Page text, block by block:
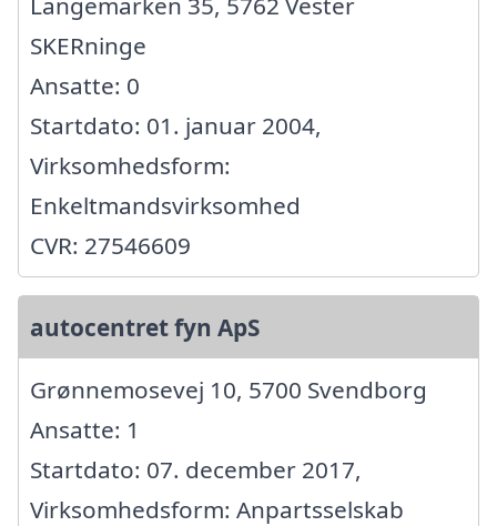
SKERninge
Ansatte: 0
Startdato: 01. januar 2004,
Virksomhedsform:
Enkeltmandsvirksomhed
CVR: 27546609
autocentret fyn ApS
Grønnemosevej 10, 5700 Svendborg
Ansatte: 1
Startdato: 07. december 2017,
Virksomhedsform: Anpartsselskab